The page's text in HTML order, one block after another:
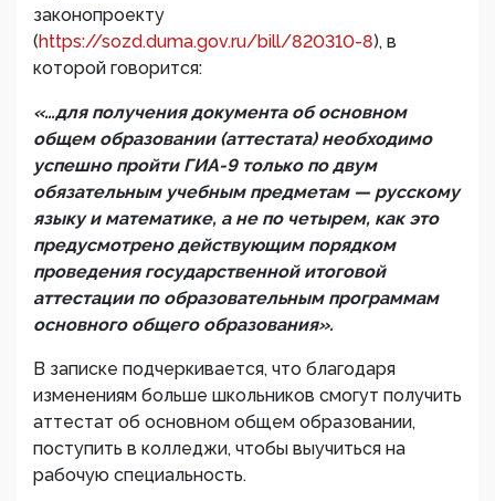
законопроекту
(https://sozd.duma.gov.ru/bill/820310-8), в
которой говорится:
«…для получения документа об основном
общем образовании (аттестата) необходимо
успешно пройти ГИА-9 только по двум
обязательным учебным предметам — русскому
языку и математике, а не по четырем, как это
предусмотрено действующим порядком
проведения государственной итоговой
аттестации по образовательным программам
основного общего образования».
В записке подчеркивается, что благодаря
изменениям больше школьников смогут получить
аттестат об основном общем образовании,
поступить в колледжи, чтобы выучиться на
рабочую специальность.